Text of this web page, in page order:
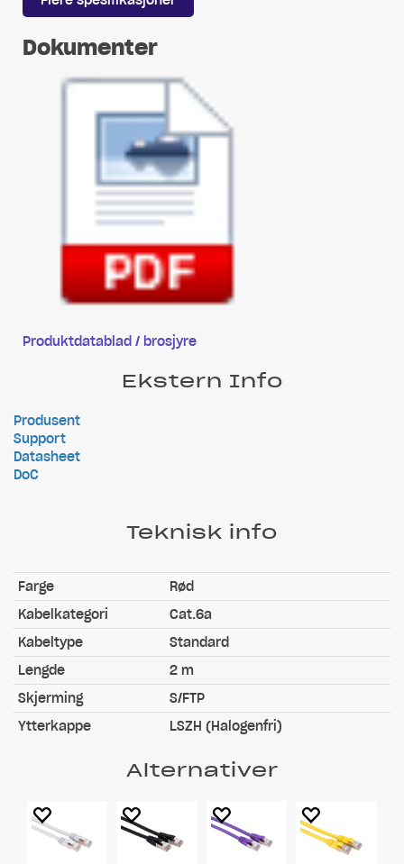
Dokumenter
Produktdatablad / brosjyre
Ekstern Info
Produsent
Support
Datasheet
DoC
Teknisk info
Farge
Rød
Kabelkategori
Cat.6a
Kabeltype
Standard
Lengde
2 m
Skjerming
S/FTP
Ytterkappe
LSZH (Halogenfri)
Alternativer